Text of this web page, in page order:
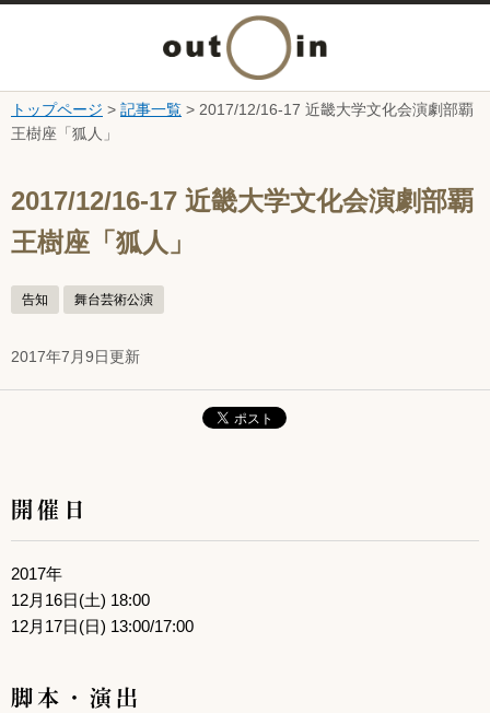
本文へ
ニ
ュ
ー
を
開
く
トップページ > 記事一覧 > 2017/12/16-17 近畿大学文化会演劇部覇
王樹座「狐人」
2017/12/16-17 近畿大学文化会演劇部覇
王樹座「狐人」
告知 舞台芸術公演
2017年7月9日更新
開催日
2017年
12月16日(土) 18:00
12月17日(日) 13:00/17:00
脚本・演出